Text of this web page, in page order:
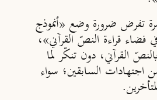
تفرض ضرورة وضع «أنموذج
قراءة النصّ القرآني»،
القرآني، دون تنكّر لما
اجتهادات السابقين؛ سواء